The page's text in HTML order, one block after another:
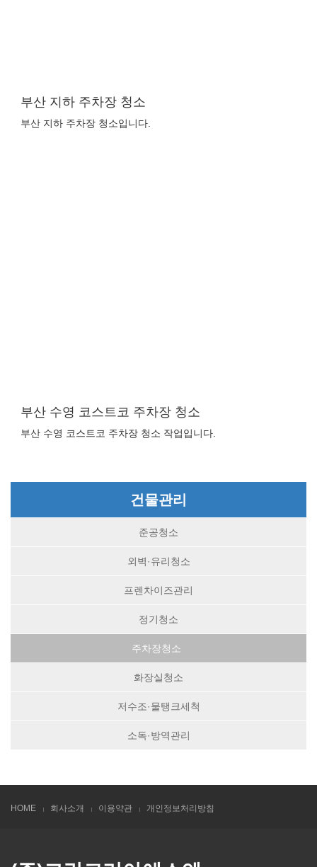
부산 지하 주차장 청소
부산 지하 주차장 청소입니다.
부산 수영 코스트코 주차장 청소
부산 수영 코스트코 주차장 청소 작업입니다.
건물관리
준공청소
외벽·유리청소
프렌차이즈관리
정기청소
주차장청소
화장실청소
저수조·물탱크세척
소독·방역관리
HOME 회사소개 이용약관 개인정보처리방침